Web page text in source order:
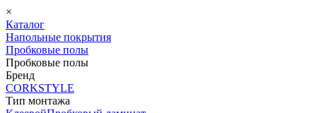
×
Каталог
Напольные покрытия
Пробковые полы
Пробковые полы
Бренд
CORKSTYLE
Тип монтажа